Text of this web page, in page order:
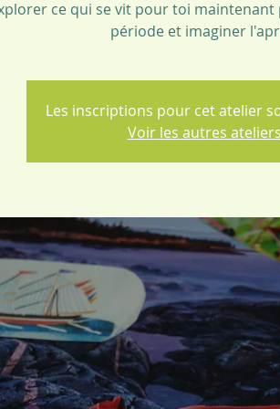
ce qui se vit pour toi
période et imaginer
Les inscriptions pour cet atelier
Voir les autres ateliers